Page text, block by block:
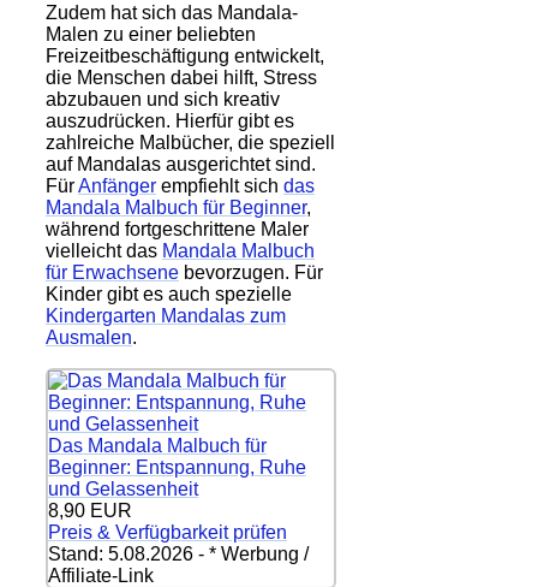
Zudem hat sich das Mandala-
Malen zu einer beliebten
Freizeitbeschäftigung entwickelt,
die Menschen dabei hilft, Stress
abzubauen und sich kreativ
auszudrücken. Hierfür gibt es
zahlreiche Malbücher, die speziell
auf Mandalas ausgerichtet sind.
FürAnfänger empfiehlt sich das
Mandala Malbuch für Beginner,
während fortgeschrittene Maler
vielleicht das Mandala Malbuch
für Erwachsene bevorzugen. Für
Kinder gibt es auch spezielle
Kindergarten Mandalas zum
Ausmalen.
Das Mandala Malbuch für
Beginner: Entspannung, Ruhe
und Gelassenheit
8,90 EUR
Preis & Verfügbarkeit prüfen
Stand: 5.08.2026 - * Werbung /
Affiliate-Link